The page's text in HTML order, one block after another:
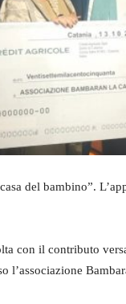
del bambino”.
con il contributo
l’associazione